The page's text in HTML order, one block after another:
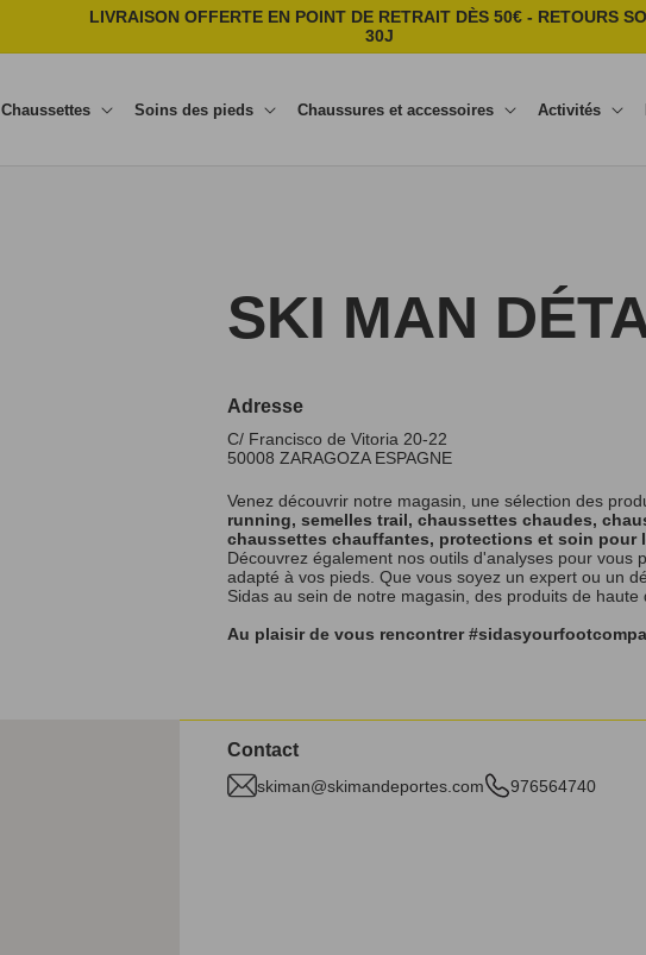
LIVRAISON OFFERTE EN POINT DE RETRAIT DÈS 50€ - RETOURS
30J
Chaussettes Soins des pieds Chaussures et accessoires Activités
SKI MAN
Adresse
C/ Francisco de Vitoria 20-22
50008 ZARAGOZA ESPAGNE
Venez découvrir notre magasin, une sélection des
running, semelles trail, chaussettes chaudes,
chaussettes chauffantes, protections et soin pour
Découvrez également nos outils d'analyses pour
adapté à vos pieds. Que vous soyez un expert ou un
Sidas au sein de notre magasin, des produits de
Au plaisir de vous rencontrer
Contact
skiman@skimandeportes.com 976564740